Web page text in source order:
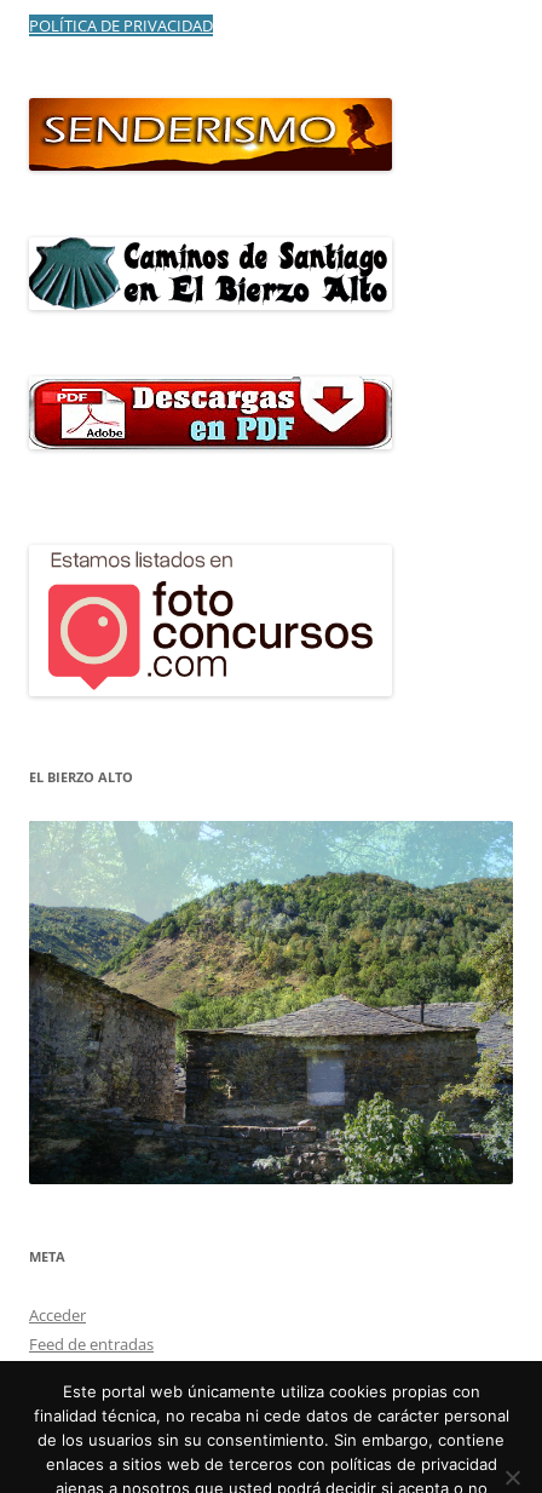
POLÍTICA DE PRIVACIDAD
EL BIERZO ALTO
META
Acceder
Feed de entradas
WordPress.org
Este portal web únicamente utiliza cookies propias con
finalidad técnica, no recaba ni cede datos de carácter personal
de los usuarios sin su consentimiento. Sin embargo, contiene
enlaces a sitios web de terceros con políticas de privacidad
ajenas a nosotros que usted podrá decidir si acepta o no